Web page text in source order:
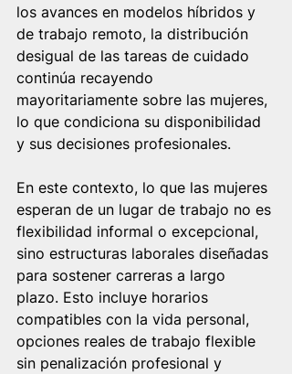
los avances en modelos híbridos y
de trabajo remoto, la distribución
desigual de las tareas de cuidado
continúa recayendo
mayoritariamente sobre las mujeres,
lo que condiciona su disponibilidad
y sus decisiones profesionales.
En este contexto, lo que las mujeres
esperan de un lugar de trabajo no es
flexibilidad informal o excepcional,
sino estructuras laborales diseñadas
para sostener carreras a largo
plazo. Esto incluye horarios
compatibles con la vida personal,
opciones reales de trabajo flexible
sin penalización profesional y